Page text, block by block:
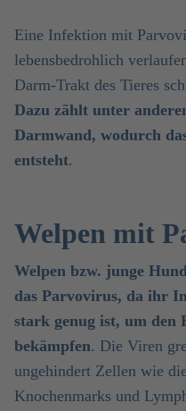
Eine Infektion mit
lebensbedrohlich
Darm-Trakt des Tieres
Dazu zählt unter
Darmwand, wodurch
entsteht.
Welpen mit
Welpen bzw. junge
das Parvovirus, da ihr
stark genug ist, um
bekämpfen. Die Viren
ungehindert Zellen wie
Knochenmarks und